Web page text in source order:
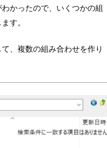
かったので、いくつかの組
す。
、複数の組み合わせを作り